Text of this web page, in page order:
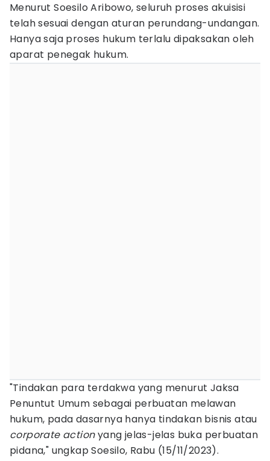
Menurut Soesilo Aribowo, seluruh proses akuisisi
telah sesuai dengan aturan perundang-undangan.
Hanya saja proses hukum terlalu dipaksakan oleh
aparat penegak hukum.
"Tindakan para terdakwa yang menurut Jaksa
Penuntut Umum sebagai perbuatan melawan
hukum, pada dasarnya hanya tindakan bisnis atau
corporate actionyang jelas-jelas buka perbuatan
pidana," ungkap Soesilo, Rabu (15/11/2023).